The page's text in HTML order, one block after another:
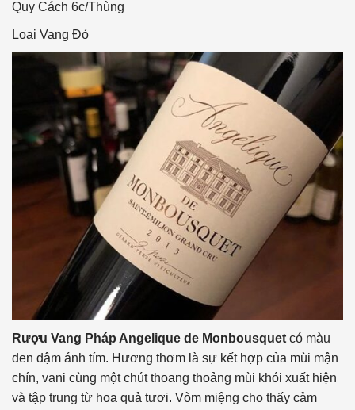
Quy Cách 6c/Thùng
Loại Vang Đỏ
Rượu Vang Pháp Angelique de Monbousquet có màu
đen đậm ánh tím. Hương thơm là sự kết hợp của mùi mận
chín, vani cùng một chút thoang thoảng mùi khói xuất hiện
và tập trung từ hoa quả tươi. Vòm miệng cho thấy cảm